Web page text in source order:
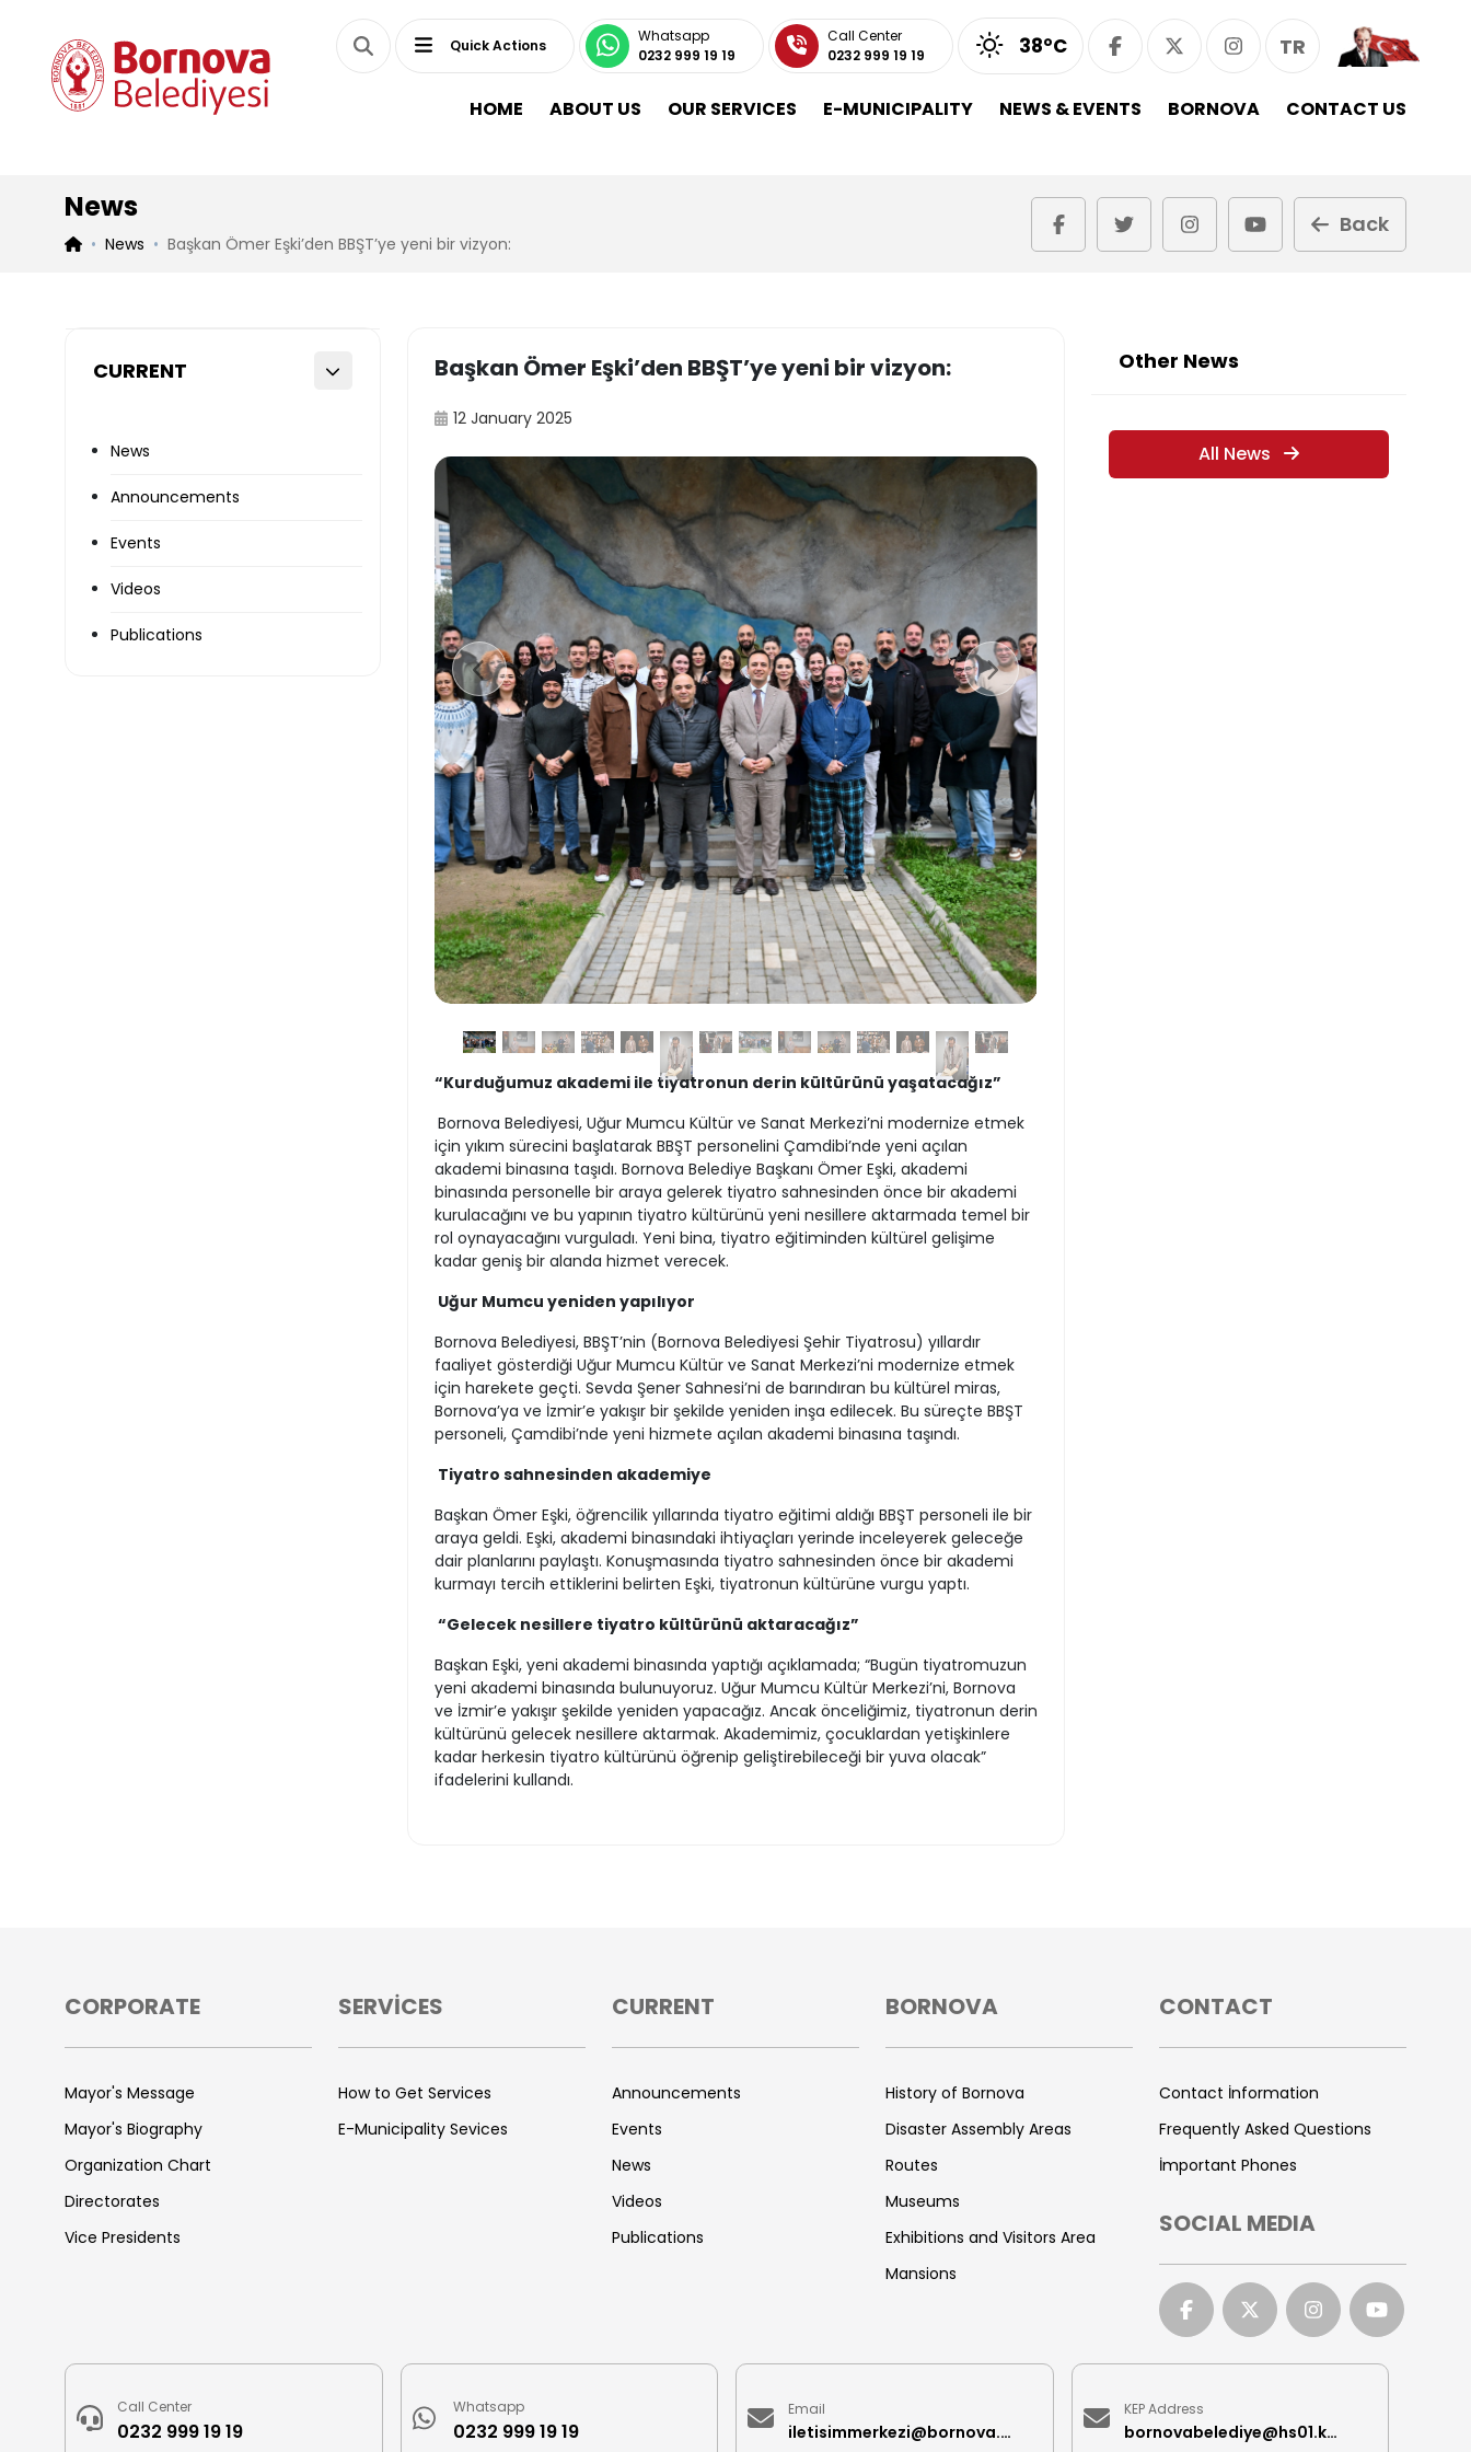
Quick Actions
Whatsapp
0232 999 19 19
Call Center
0232 999 19 19
38°C TR
HOME ABOUT US OUR SERVICES E-MUNICIPALITY NEWS & EVENTS BORNOVA CONTACT US
News
News Başkan Ömer Eşki’den BBŞT’ye yeni bir vizyon:
Back
CURRENT
News
Announcements
Events
Videos
Publications
Başkan Ömer Eşki’den BBŞT’ye yeni bir vizyon:
12 January 2025
“Kurduğumuz akademi ile tiyatronun derin kültürünü yaşatacağız”
Bornova Belediyesi, Uğur Mumcu Kültür ve Sanat Merkezi’ni modernize etmek
için yıkım sürecini başlatarak BBŞT personelini Çamdibi’nde yeni açılan
akademi binasına taşıdı. Bornova Belediye Başkanı Ömer Eşki, akademi
binasında personelle bir araya gelerek tiyatro sahnesinden önce bir akademi
kurulacağını ve bu yapının tiyatro kültürünü yeni nesillere aktarmada temel bir
rol oynayacağını vurguladı. Yeni bina, tiyatro eğitiminden kültürel gelişime
kadar geniş bir alanda hizmet verecek.
Uğur Mumcu yeniden yapılıyor
Bornova Belediyesi, BBŞT’nin (Bornova Belediyesi Şehir Tiyatrosu) yıllardır
faaliyet gösterdiği Uğur Mumcu Kültür ve Sanat Merkezi’ni modernize etmek
için harekete geçti. Sevda Şener Sahnesi’ni de barındıran bu kültürel miras,
Bornova’ya ve İzmir’e yakışır bir şekilde yeniden inşa edilecek. Bu süreçte BBŞT
personeli, Çamdibi’nde yeni hizmete açılan akademi binasına taşındı.
Tiyatro sahnesinden akademiye
Başkan Ömer Eşki, öğrencilik yıllarında tiyatro eğitimi aldığı BBŞT personeli ile bir
araya geldi. Eşki, akademi binasındaki ihtiyaçları yerinde inceleyerek geleceğe
dair planlarını paylaştı. Konuşmasında tiyatro sahnesinden önce bir akademi
kurmayı tercih ettiklerini belirten Eşki, tiyatronun kültürüne vurgu yaptı.
“Gelecek nesillere tiyatro kültürünü aktaracağız”
Başkan Eşki, yeni akademi binasında yaptığı açıklamada; “Bugün tiyatromuzun
yeni akademi binasında bulunuyoruz. Uğur Mumcu Kültür Merkezi’ni, Bornova
ve İzmir’e yakışır şekilde yeniden yapacağız. Ancak önceliğimiz, tiyatronun derin
kültürünü gelecek nesillere aktarmak. Akademimiz, çocuklardan yetişkinlere
kadar herkesin tiyatro kültürünü öğrenip geliştirebileceği bir yuva olacak”
ifadelerini kullandı.
Other News
All News
CORPORATE
Mayor's Message
Mayor's Biography
Organization Chart
Directorates
Vice Presidents
SERVİCES
How to Get Services
E-Municipality Sevices
CURRENT
Announcements
Events
News
Videos
Publications
BORNOVA
History of Bornova
Disaster Assembly Areas
Routes
Museums
Exhibitions and Visitors Area
Mansions
CONTACT
Contact İnformation
Frequently Asked Questions
İmportant Phones
SOCIAL MEDIA
Call Center
0232 999 19 19
Whatsapp
0232 999 19 19
Email
iletisimmerkezi@bornova.bel.tr
KEP Address
bornovabelediye@hs01.kep.tr